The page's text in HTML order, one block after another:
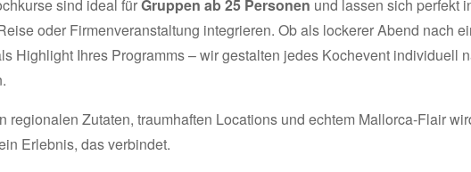
sind ideal fürGruppen ab 25 Personen und lassen sich perfekt
oder Firmenveranstaltung integrieren. Ob als lockerer Abend nach
Highlight Ihres Programms – wir gestalten jedes Kochevent individuell
regionalen Zutaten, traumhaften Locations und echtem Mallorca-Flair
Erlebnis, das verbindet.